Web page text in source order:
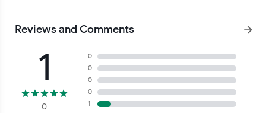
Tagihan PASCABAYAR dan masih banyak lagi layanan lainnya
dengan harga termurah di Indonesia. Daftar Dan Sukseslah
Bersama GriyaFlazz.com
Download file .abb Klik Disini
Reviews and Comments
1
0
0
0
0
0
1